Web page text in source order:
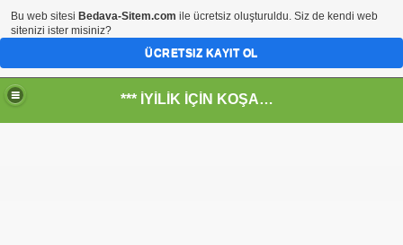
*** İYİLİK İÇİN KOŞANLARIN YERİ***
Bu web sitesi Bedava-Sitem.com ile ücretsiz oluşturuldu. Siz de kendi web
sitenizi ister misiniz?
ÜCRETSIZ KAYIT OL